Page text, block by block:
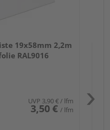
19x58mm 2,2m
RAL9016
UVP 3,90 €/ lfm
3,50 € / lfm